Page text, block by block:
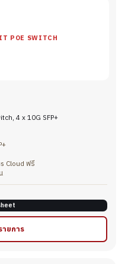
POE SWITCH
4 x 10G SFP+
Cloud ฟรี
ายการ